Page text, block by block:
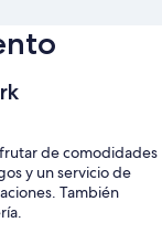
de comodidades
y un servicio de
También